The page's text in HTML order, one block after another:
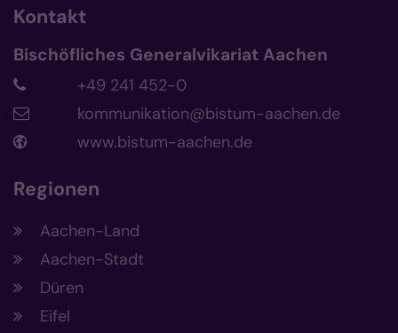
Kontakt
Bischöfliches Generalvikariat Aachen
+49 241 452-0
kommunikation@bistum-aachen.de
www.bistum-aachen.de
Regionen
Aachen-Land
Aachen-Stadt
Düren
Eifel